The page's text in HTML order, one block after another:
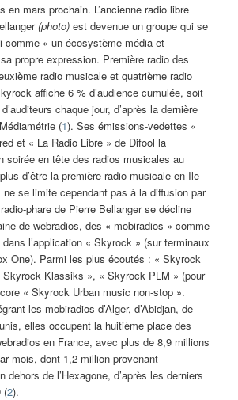
en mars prochain. L’ancienne radio libre
(photo) est devenue un groupe qui se
comme « un écosystème média et
propre expression. Première radio des
radio musicale et quatrième radio
affiche 6 % d’audience cumulée, soit
chaque jour, d’après la dernière
(1). Ses émissions-vedettes «
et « La Radio Libre » de Difool la
soirée en tête des radios musicales au
d’être la première radio musicale en Ile-
se limite cependant pas à la diffusion par
phare de Pierre Bellanger se décline
de webradios, des « mobiradios » comme
l’application « Skyrock » (sur terminaux
One). Parmi les plus écoutés : « Skyrock
Klassiks », « Skyrock PLM » (pour
« Skyrock Urban music non-stop ».
les mobiradios d’Alger, d’Abidjan, de
elles occupent la huitième place des
en France, avec plus de 8,9 millions
mois, dont 1,2 million provenant
dehors de l’Hexagone, d’après les derniers
(2).